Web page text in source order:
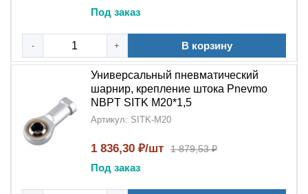
Под заказ
- + В корзину
Универсальный пневматический
шарнир, крепление штока Pnevmo
NBPT SITK M20*1,5
Артикул: SITK-M20
1 836,30 ₽/шт 1 879,53 ₽
Под заказ